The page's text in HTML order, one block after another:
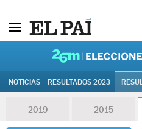
NOTICIAS RESULTADOS 2023
2019 2015